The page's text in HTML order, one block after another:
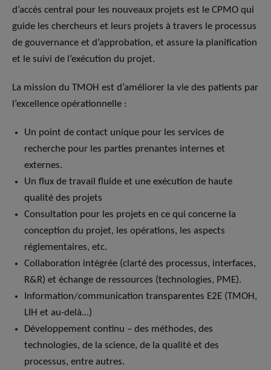
d’accès central pour les nouveaux projets est le CPMO qui
guide les chercheurs et leurs projets à travers le processus
de gouvernance et d’approbation, et assure la planification
et le suivi de l’exécution du projet.
La mission du TMOH est d’améliorer la vie des patients par
l’excellence opérationnelle :
Un point de contact unique pour les services de
recherche pour les parties prenantes internes et
externes.
Un flux de travail fluide et une exécution de haute
qualité des projets
Consultation pour les projets en ce qui concerne la
conception du projet, les opérations, les aspects
réglementaires, etc.
Collaboration intégrée (clarté des processus, interfaces,
R&R) et échange de ressources (technologies, PME).
Information/communication transparentes E2E (TMOH,
LIH et au-delà…)
Développement continu – des méthodes, des
technologies, de la science, de la qualité et des
processus, entre autres.